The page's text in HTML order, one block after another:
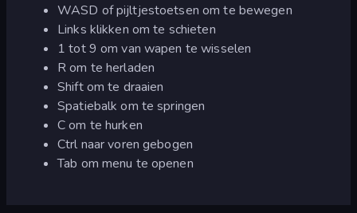
WASD of pijltjestoetsen om te bewegen
Links klikken om te schieten
1 tot 9 om van wapen te wisselen
R om te herladen
Shift om te draaien
Spatiebalk om te springen
C om te hurken
Ctrl naar voren gebogen
Tab om menu te openen